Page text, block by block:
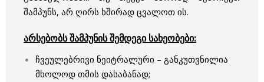
შამპუნს, არ ღირს ხშირად ცვალოთ ის.
არსებობს შამპუნის შემდეგი სახეობები:
ჩვეულებრივი ნეიტრალური – განკუთვნილია
მხოლოდ თმის დასაბანად;